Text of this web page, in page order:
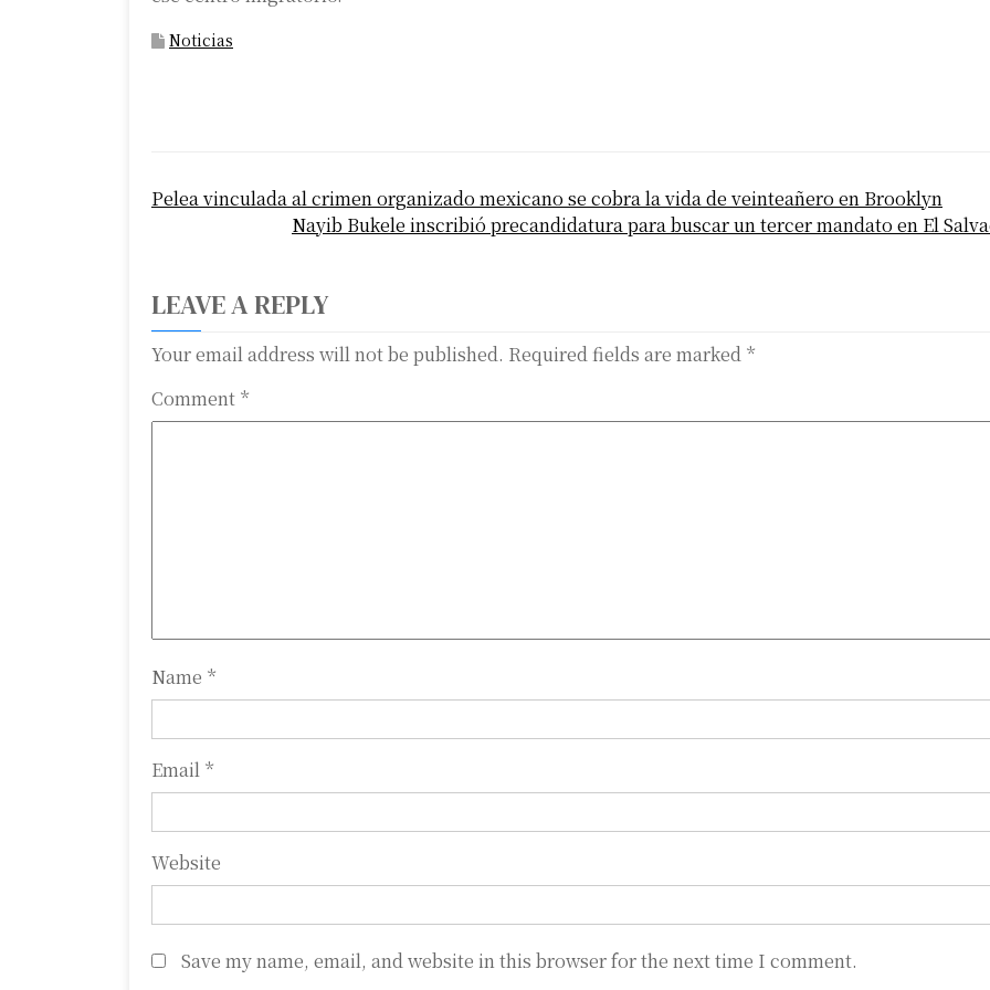
Noticias
o
t
n
a
v
i
o
n
Pelea vinculada al crimen organizado mexicano se cobra la vida de veinteañero en Brooklyn
Nayib Bukele inscribió precandidatura para buscar un tercer mandato en El
LEAVE A REPLY
Your email address will not be published. Required fields are marked *
Comment *
Name *
Email *
Website
Save my name, email, and website in this browser for the next time I comment.